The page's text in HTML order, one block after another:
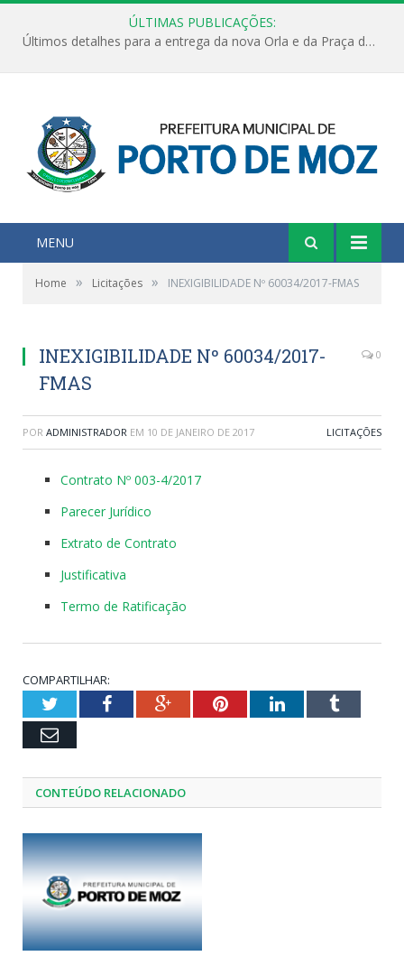
ÚLTIMAS PUBLICAÇÕES:
Últimos detalhes para a entrega da nova Orla e da Praça do Praião
MENU
Home » Licitações » INEXIGIBILIDADE Nº 60034/2017-FMAS
INEXIGIBILIDADE Nº 60034/2017-
FMAS
0
POR ADMINISTRADOR EM 10 DE JANEIRO DE 2017 LICITAÇÕES
Contrato Nº 003-4/2017
Parecer Jurídico
Extrato de Contrato
Justificativa
Termo de Ratificação
COMPARTILHAR:
TwitterFacebookGoogle+PinterestLinkedInTumblr
Email
CONTEÚDO RELACIONADO